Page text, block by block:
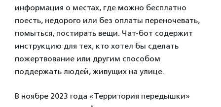
информация о местах, где можно бесплатно
поесть, недорого или без оплаты переночевать,
помыться, постирать вещи. Чат-бот содержит
инструкцию для тех, кто хотел бы сделать
пожертвование или другим способом
поддержать людей, живущих на улице.
В ноябре 2023 года «Территория передышки»